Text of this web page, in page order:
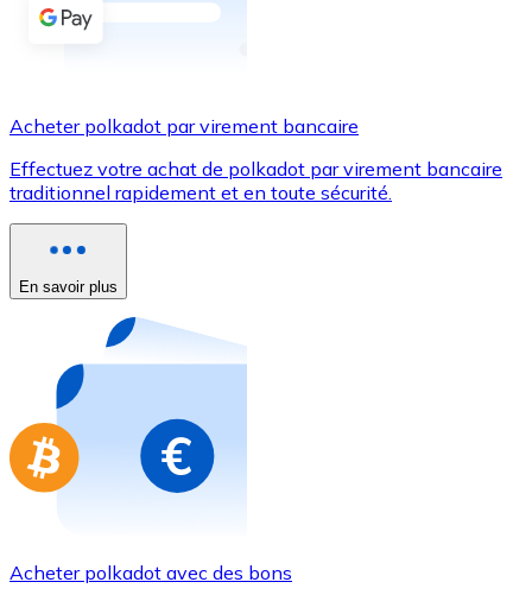
Virement SEPA
Utilisez les cartes Visa et Mastercard pour acheter
Acheter avec carte
Nouveau
Achetez des cartes-cadeaux de vos marques
Aller à la boutique de cartes-cadeaux
Acheter polkadot par virement bancaire
Effectuez votre achat de polkadot par virement bancaire
traditionnel rapidement et en toute sécurité.
En savoir plus
Acheter polkadot avec des bons